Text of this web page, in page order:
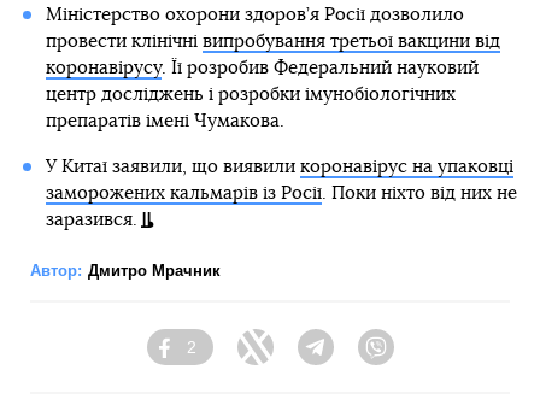
Міністерство охорони здоров’я Росії дозволило
провести клінічні випробування третьої вакцини від
коронавірусу. Її розробив Федеральний науковий
центр досліджень і розробки імунобіологічних
препаратів імені Чумакова.
У Китаї заявили, що виявили коронавірус на упаковці
заморожених кальмарів із Росії. Поки ніхто від них не
заразився.
Автор: Дмитро Мрачник
Facebook
2
Twitter Telegram